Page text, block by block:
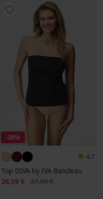
-30%
4,7
Top DIVA by IVA Bandeau
Zľava
26,59 € Pôvodná cena
37,99 €